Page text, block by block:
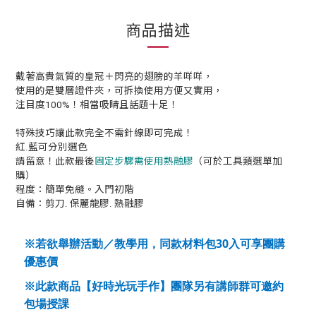
商品描述
戴著高貴氣質的皇冠＋閃亮的翅膀的羊咩咩，
使用的是雙層證件夾，可拆換使用方便又實用，
注目度100%！相當吸睛且話題十足！
特殊技巧讓此款完全不需針線即可完成！
紅.藍可分別選色
請留意！此款最後固定步驟需使用熱融膠 （可於工具類選單加
購）
程度：簡單免縫。入門初階
自備：剪刀. 保麗龍膠. 熱融膠
※若欲舉辦活動／教學用，同款材料包30入可享團購
優惠價
※此款商品【好時光玩手作】團隊另有講師群可邀約
包場授課